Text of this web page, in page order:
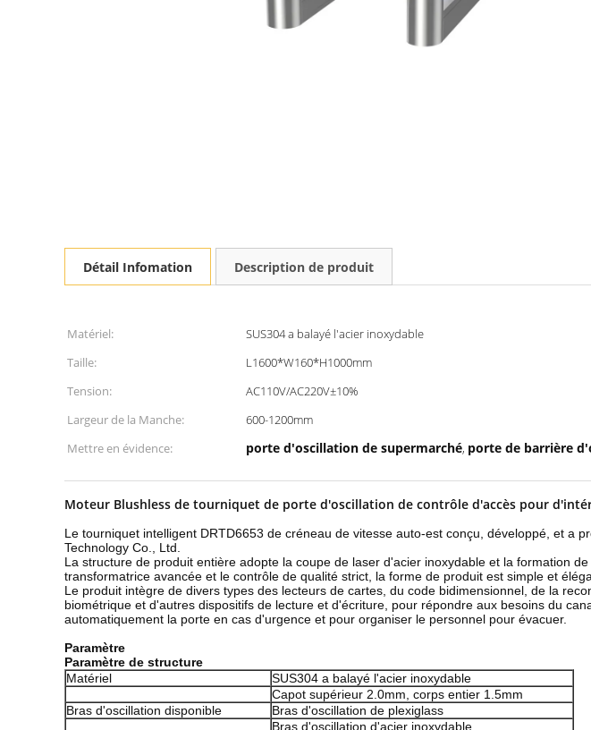
Détail Infomation Description de produit
Matériel: SUS304 a balayé l'acier inoxydable
Taille:
L1600*W160*H1000mm
Tension:
AC110V/AC220V±10%
Largeur de la Manche:
600-1200mm
Mettre en évidence:
porte d'oscillation de supermarché, porte de barrière
Moteur Blushless de tourniquet de porte d'oscillation de contrôle d'accès pour
Le tourniquet intelligent DRTD6653 de créneau de vitesse auto-est conçu, développé, et a
Technology Co., Ltd.
La structure de produit entière adopte la coupe de laser d'acier inoxydable et la formation
transformatrice avancée et le contrôle de qualité strict, la forme de produit est simple et
Le produit intègre de divers types des lecteurs de cartes, du code bidimensionnel, de la
biométrique et d'autres dispositifs de lecture et d'écriture, pour répondre aux besoins du
automatiquement la porte en cas d'urgence et pour organiser le personnel pour évacuer.
Paramètre
Paramètre de structure
Matériel
SUS304 a balayé l'acier inoxydable
Capot supérieur 2.0mm, corps entier 1.5mm
Bras d'oscillation disponible
Bras d'oscillation de plexiglass
Bras d'oscillation d'acier inoxydable